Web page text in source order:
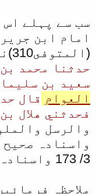
سب سے پہلے
امام ابن
(المتوفى310)نے کہا:
حدثنا محمد
سعيد بن
العوام قال
فحدثني هلال
واسنادہ صحیح
3/ 173 واسنادہ صحیح]۔
ملاحظہ